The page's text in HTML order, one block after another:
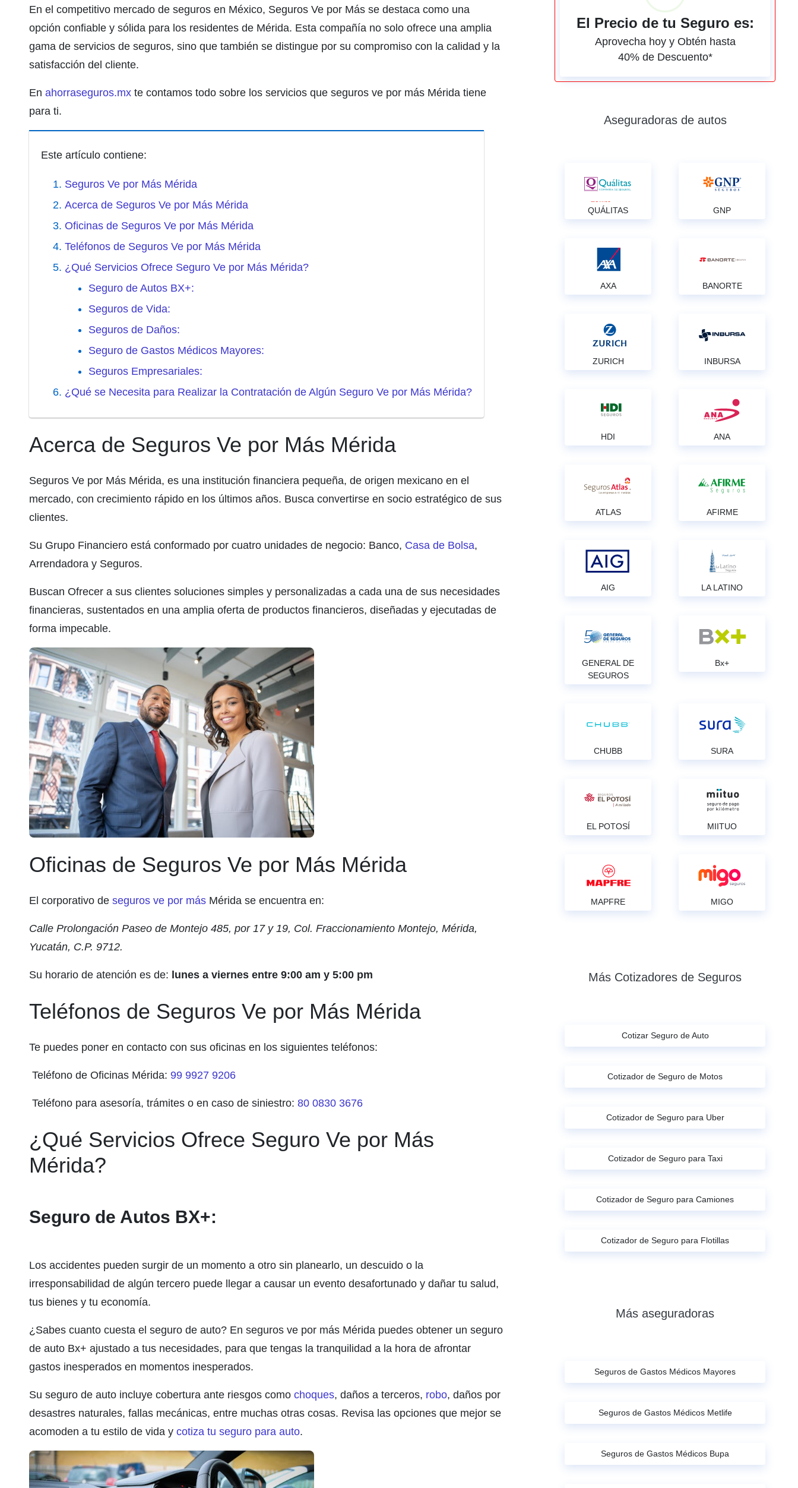
En el competitivo mercado de seguros en México, Seguros Ve por Más se destaca como una
opción confiable y sólida para los residentes de Mérida. Esta compañía no solo ofrece una amplia
gama de servicios de seguros, sino que también se distingue por su compromiso con la calidad y la
satisfacción del cliente.
En ahorraseguros.mx te contamos todo sobre los servicios que seguros ve por más Mérida tiene
para ti.
Este artículo contiene:
Seguros Ve por Más Mérida
Acerca de Seguros Ve por Más Mérida
Oficinas de Seguros Ve por Más Mérida
Teléfonos de Seguros Ve por Más Mérida
¿Qué Servicios Ofrece Seguro Ve por Más Mérida?
Seguro de Autos BX+:
Seguros de Vida:
Seguros de Daños:
Seguro de Gastos Médicos Mayores:
Seguros Empresariales:
¿Qué se Necesita para Realizar la Contratación de Algún Seguro Ve por Más Mérida?
Acerca de Seguros Ve por Más Mérida
Seguros Ve por Más Mérida, es una institución financiera pequeña, de origen mexicano en el
mercado, con crecimiento rápido en los últimos años. Busca convertirse en socio estratégico de sus
clientes.
Su Grupo Financiero está conformado por cuatro unidades de negocio: Banco, Casa de Bolsa,
Arrendadora y Seguros.
Buscan Ofrecer a sus clientes soluciones simples y personalizadas a cada una de sus necesidades
financieras, sustentados en una amplia oferta de productos financieros, diseñadas y ejecutadas de
forma impecable.
Oficinas de Seguros Ve por Más Mérida
El corporativo de seguros ve por más Mérida se encuentra en:
Calle Prolongación Paseo de Montejo 485, por 17 y 19, Col. Fraccionamiento Montejo, Mérida,
Yucatán, C.P. 9712.
Su horario de atención es de: lunes a viernes entre 9:00 am y 5:00 pm
Teléfonos de Seguros Ve por Más Mérida
Te puedes poner en contacto con sus oficinas en los siguientes teléfonos:
Teléfono de Oficinas Mérida: 99 9927 9206
Teléfono para asesoría, trámites o en caso de siniestro: 80 0830 3676
¿Qué Servicios Ofrece Seguro Ve por Más
Mérida?
Seguro de Autos BX+:
Los accidentes pueden surgir de un momento a otro sin planearlo, un descuido o la
irresponsabilidad de algún tercero puede llegar a causar un evento desafortunado y dañar tu salud,
tus bienes y tu economía.
¿Sabes cuanto cuesta el seguro de auto? En seguros ve por más Mérida puedes obtener un seguro
de auto Bx+ ajustado a tus necesidades, para que tengas la tranquilidad a la hora de afrontar
gastos inesperados en momentos inesperados.
Su seguro de auto incluye cobertura ante riesgos como choques, daños a terceros, robo, daños por
desastres naturales, fallas mecánicas, entre muchas otras cosas. Revisa las opciones que mejor se
acomoden a tu estilo de vida y cotiza tu seguro para auto.
El Precio de tu Seguro es:
Aprovecha hoy y Obtén hasta
40% de Descuento*
Aseguradoras de autos
QUÁLITAS GNP
AXA BANORTE
ZURICH INBURSA
HDI ANA
ATLAS AFIRME
AIG LA LATINO
GENERAL DE
SEGUROS
Bx+
CHUBB SURA
EL POTOSÍ MIITUO
MAPFRE MIGO
Más Cotizadores de Seguros
Cotizar Seguro de Auto
Cotizador de Seguro de Motos
Cotizador de Seguro para Uber
Cotizador de Seguro para Taxi
Cotizador de Seguro para Camiones
Cotizador de Seguro para Flotillas
Más aseguradoras
Seguros de Gastos Médicos Mayores
Seguros de Gastos Médicos Metlife
Seguros de Gastos Médicos Bupa